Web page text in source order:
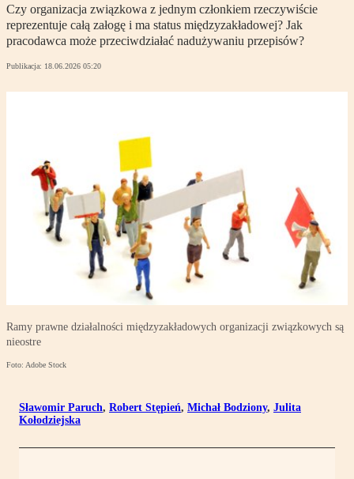
Czy organizacja związkowa z jednym członkiem rzeczywiście
reprezentuje całą załogę i ma status międzyzakładowej? Jak
pracodawca może przeciwdziałać nadużywaniu przepisów?
Publikacja: 18.06.2026 05:20
Ramy prawne działalności międzyzakładowych organizacji związkowych są
nieostre
Foto: Adobe Stock
Sławomir Paruch, Robert Stępień, Michał Bodziony, Julita
Kołodziejska